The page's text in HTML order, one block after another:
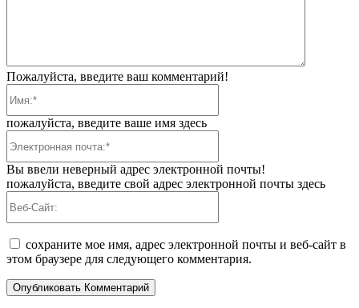
Пожалуйста, введите ваш комментарий!
пожалуйста, введите ваше имя здесь
Вы ввели неверный адрес электронной почты!
пожалуйста, введите свой адрес электронной почты здесь
сохраните мое имя, адрес электронной почты и веб-сайт в
этом браузере для следующего комментария.